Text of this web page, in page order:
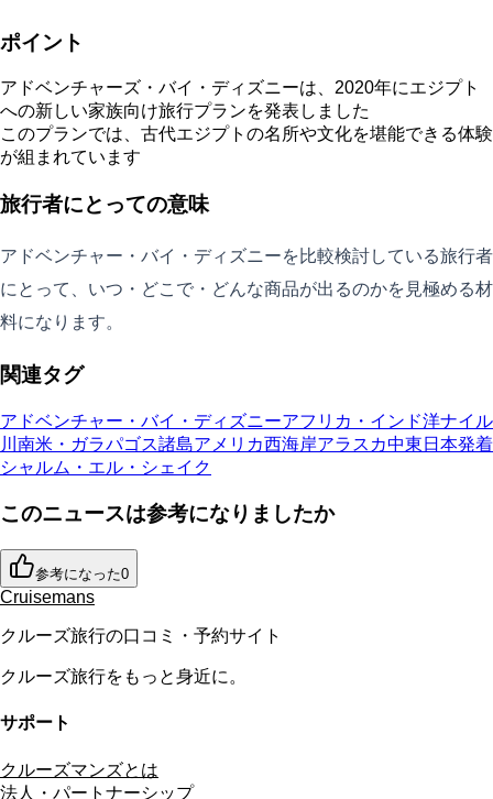
ポイント
アドベンチャーズ・バイ・ディズニーは、2020年にエジプト
への新しい家族向け旅行プランを発表しました
このプランでは、古代エジプトの名所や文化を堪能できる体験
が組まれています
旅行者にとっての意味
アドベンチャー・バイ・ディズニーを比較検討している旅行者
にとって、いつ・どこで・どんな商品が出るのかを見極める材
料になります。
関連タグ
アドベンチャー・バイ・ディズニーアフリカ・インド洋ナイル
川 南米・ガラパゴス諸島アメリカ西海岸アラスカ中東 日本発着
シャルム・エル・シェイク
このニュースは参考になりましたか
参考になった0
Cruisemans
クルーズ旅行の口コミ・予約サイト
クルーズ旅行をもっと身近に。
サポート
クルーズマンズとは
法人・パートナーシップ